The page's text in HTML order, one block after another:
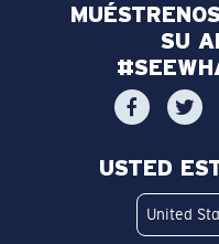
SU
USTED
United